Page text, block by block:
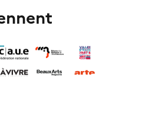
lieux et sites de fouilles
public d’antiquités situé
Malgré les pillages de
d’œuvres est telle que les
comme la chapelle Saint-
des Jésuites, sont vite